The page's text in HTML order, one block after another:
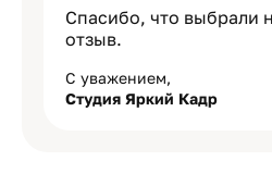
Спасибо, что выбрали
отзыв.
С уважением,
Студия Яркий Кадр